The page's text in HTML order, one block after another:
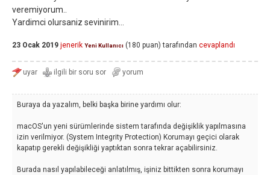
veremiyorum..
Yardimci olursaniz sevinirim...
23 Ocak 2019 jenerik Yeni Kullanıcı (180 puan) tarafından cevaplandı
Buraya da yazalım, belki başka birine yardımı olur:
macOS'un yeni sürümlerinde sistem tarafında değişiklik yapılmasına
izin verilmiyor. (System Integrity Protection) Korumayı geçici olarak
kapatıp gerekli değişikliği yaptıktan sonra tekrar açabilirsiniz.
Burada nasıl yapılabileceği anlatılmış, işiniz bittikten sonra korumayı